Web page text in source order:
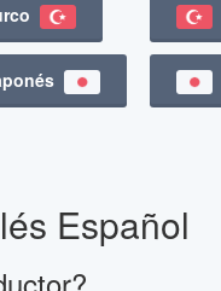
Español